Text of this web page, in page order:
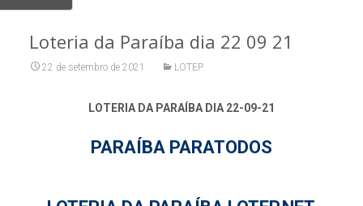
Loteria da Paraíba dia 22 09 21
22 de setembro de 2021 LOTEP
LOTERIA DA PARAÍBA DIA 22-09-21
PARAÍBA PARATODOS